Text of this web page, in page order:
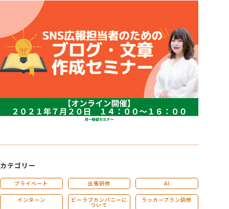
カテゴリー
プライベート 出張研修 AI
インターン ビーラブカンパニーに
ついて
ラッカープラン研修